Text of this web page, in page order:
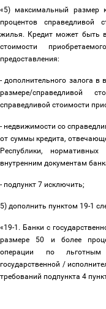
«5) максимальный размер
процентов справедливой
жилья. Кредит может быть
стоимости
предоставления:
- дополнительного залога в
размере/справедливой
справедливой стоимости
- недвижимости со
от суммы кредита,
Республики,
внутренним документам
- подпункт 7 исключить;
5) дополнить пунктом 19-1
«19-1. Банки с
размере 50 и более
операции по
государственной /
требований подпункта 4